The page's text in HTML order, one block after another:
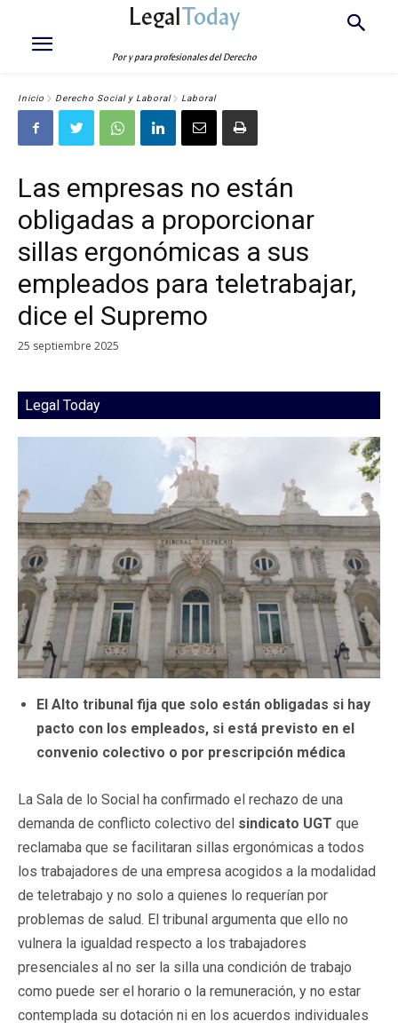
LegalToday
Por y para profesionales del Derecho
Inicio Derecho Social y Laboral Laboral
Las empresas no están
obligadas a proporcionar
sillas ergonómicas a sus
empleados para teletrabajar,
dice el Supremo
25 septiembre 2025
Legal Today
El Alto tribunal fija que solo están obligadas si hay
pacto con los empleados, si está previsto en el
convenio colectivo o por prescripción médica
La Sala de lo Social ha confirmado el rechazo de una
demanda de conflicto colectivo del sindicato UGT que
reclamaba que se facilitaran sillas ergonómicas a todos
los trabajadores de una empresa acogidos a la modalidad
de teletrabajo y no solo a quienes lo requerían por
problemas de salud. El tribunal argumenta que ello no
vulnera la igualdad respecto a los trabajadores
presenciales al no ser la silla una condición de trabajo
como puede ser el horario o la remuneración, y no estar
contemplada su dotación ni en los acuerdos individuales